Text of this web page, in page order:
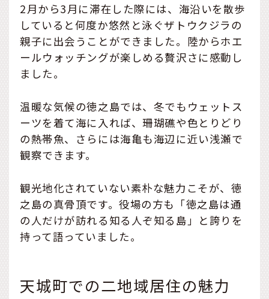
2月から3月に滞在した際には、海沿いを散歩
していると何度か悠然と泳ぐザトウクジラの
親子に出会うことができました。陸からホエ
ールウォッチングが楽しめる贅沢さに感動し
ました。
温暖な気候の徳之島では、冬でもウェットス
ーツを着て海に入れば、珊瑚礁や色とりどり
の熱帯魚、さらには海亀も海辺に近い浅瀬で
観察できます。
観光地化されていない素朴な魅力こそが、徳
之島の真骨頂です。役場の方も「徳之島は通
の人だけが訪れる知る人ぞ知る島」と誇りを
持って語っていました。
天城町での二地域居住の魅力